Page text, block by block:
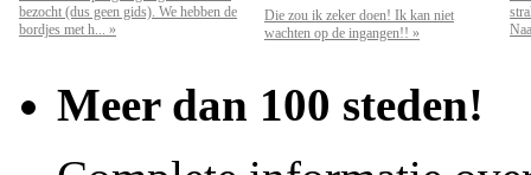
bezocht (dus geen gids). We hebben de
bordjes met h... »
Die zou ik zeker doen! Ik kan niet
wachten op de ingangen!! »
Meer dan 100 steden!